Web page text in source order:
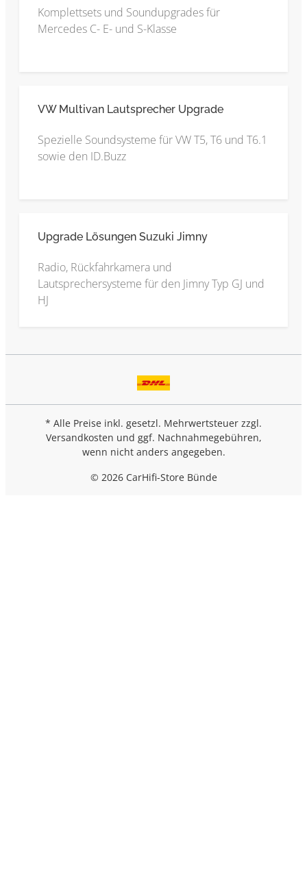
Komplettsets und Soundupgrades für
Mercedes C- E- und S-Klasse
VW Multivan Lautsprecher Upgrade
Spezielle Soundsysteme für VW T5, T6 und T6.1
sowie den ID.Buzz
Upgrade Lösungen Suzuki Jimny
Radio, Rückfahrkamera und
Lautsprechersysteme für den Jimny Typ GJ und
HJ
* Alle Preise inkl. gesetzl. Mehrwertsteuer zzgl.
Versandkosten und ggf. Nachnahmegebühren,
wenn nicht anders angegeben.
© 2026 CarHifi-Store Bünde